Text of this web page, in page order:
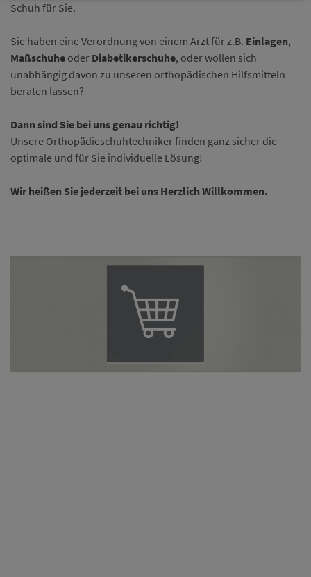
Schuh für Sie.
Sie haben eine Verordnung von einem Arzt für z.B. Einlagen,
Maßschuhe oder Diabetikerschuhe, oder wollen sich
unabhängig davon zu unseren orthopädischen Hilfsmitteln
beraten lassen?
Dann sind Sie bei uns genau richtig!
Unsere Orthopädieschuhtechniker finden ganz sicher die
optimale und für Sie individuelle Lösung!
Wir heißen Sie jederzeit bei uns Herzlich Willkommen.